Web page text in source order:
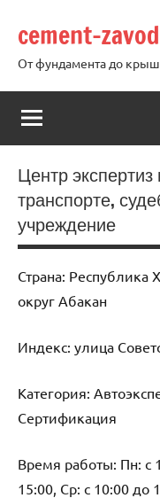
содержимому
cement-
От фундамента до
Центр
транспорте,
учреждение
Страна: Республика
округ Абакан
Индекс: улица
Категория:
Сертификация
Время работы: Пн: с
15:00, Ср: с 10:00 до